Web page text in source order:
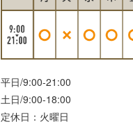
平日/9:00-21:00
土日/9:00-18:00
定休日：火曜日